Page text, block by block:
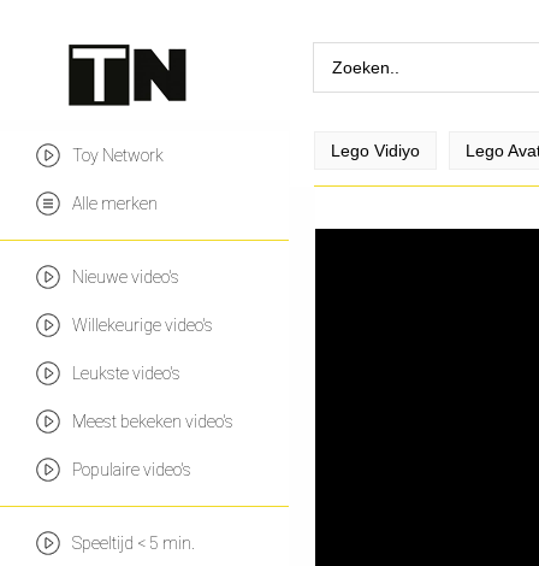
Toy Network
Alle merken
Nieuwe video's
Willekeurige video's
Leukste video's
Meest bekeken video's
Populaire video's
Speeltijd < 5 min.
Lego Vidiyo Lego